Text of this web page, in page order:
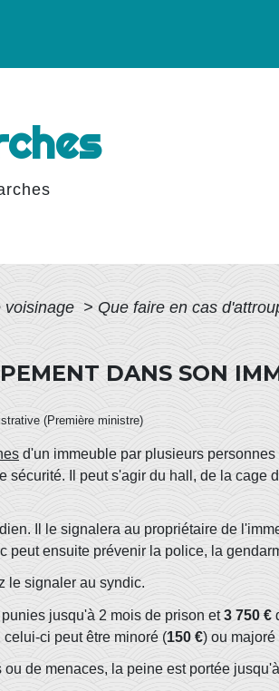
voisinage > Que faire en cas
DANS SON
(Première ministre)
d'un immeuble par plusieurs
Il peut s'agir du hall, de la cage
Il le signalera au propriétaire de
peut ensuite prévenir la police, la
le signaler au syndic.
jusqu'à 2 mois de prison et3 750 €
ci peut être minoré (150 €) ou majoré
de menaces, la peine est portée